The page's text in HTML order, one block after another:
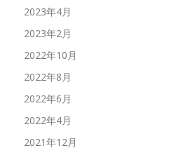
2023年4月
2023年2月
2022年10月
2022年8月
2022年6月
2022年4月
2021年12月